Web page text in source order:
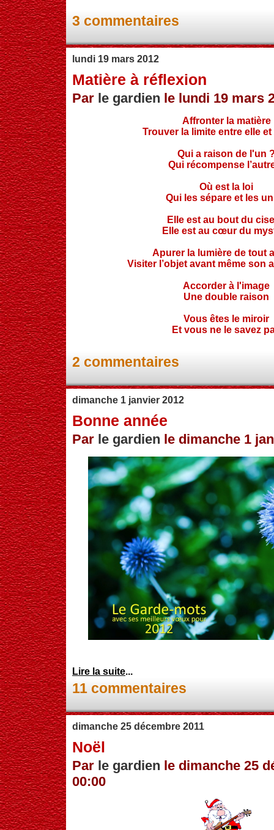
3 commentaires
lundi 19 mars 2012
Matière à réflexion
Par le gardien le lundi 19 mars
Affronter la matière
Trouver la limite entre elle et
Qui a raison de l'un
Qui récompense
Où est la loi
Qui les sépare et les
Elle est au bout du
Elle est au cœur du
Apurer la lumière de tout
Visiter l’objet avant même son
Accorder à l'image
Une double raison
Vous êtes le miroir
Et vous ne le savez
2 commentaires
dimanche 1 janvier 2012
Bonne année
Par le gardien le dimanche 1
Lire la suite...
11 commentaires
dimanche 25 décembre 2011
Noël
Par le gardien le dimanche 25
00:00